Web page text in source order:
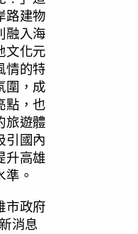
路建物
融入海
文化元
情的特
圍，成
點，也
旅遊體
引國內
升高雄
。
市政府
消息